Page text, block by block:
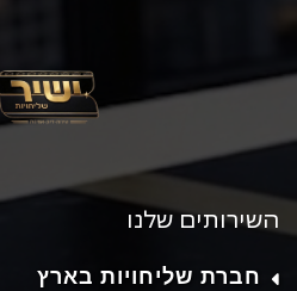
השירותים שלנו
חברת שליחויות בארץ